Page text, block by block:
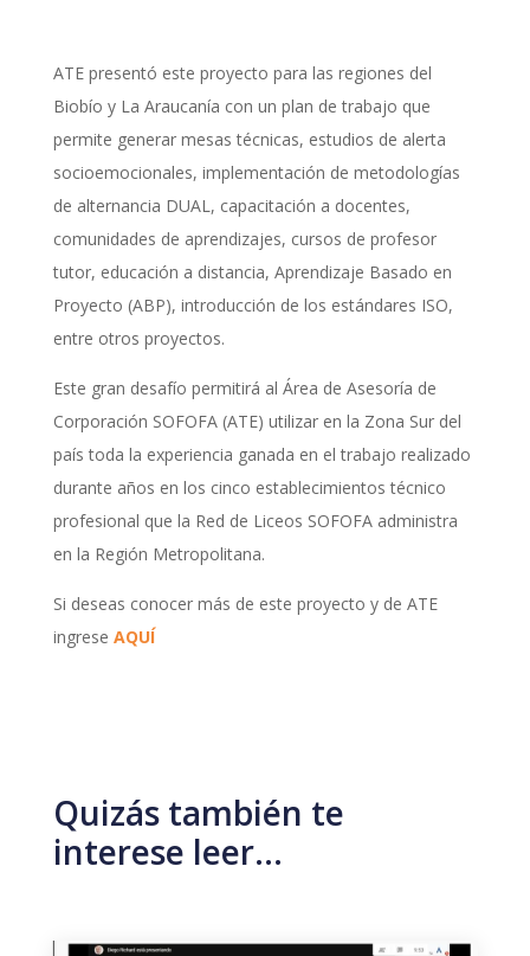
ATE presentó este proyecto para las regiones del
Biobío y La Araucanía con un plan de trabajo que
permite generar mesas técnicas, estudios de alerta
socioemocionales, implementación de metodologías
de alternancia DUAL, capacitación a docentes,
comunidades de aprendizajes, cursos de profesor
tutor, educación a distancia, Aprendizaje Basado en
Proyecto (ABP), introducción de los estándares ISO,
entre otros proyectos.
Este gran desafío permitirá al Área de Asesoría de
Corporación SOFOFA (ATE) utilizar en la Zona Sur del
país toda la experiencia ganada en el trabajo realizado
durante años en los cinco establecimientos técnico
profesional que la Red de Liceos SOFOFA administra
en la Región Metropolitana.
Si deseas conocer más de este proyecto y de ATE
ingrese AQUÍ
Quizás también te
interese leer…